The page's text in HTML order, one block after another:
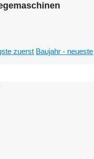
zuerst Baujahr - neueste